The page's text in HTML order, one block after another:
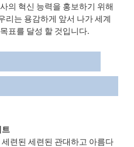
의 혁신 능력을 홍보하기 위해
리는 용감하게 앞서 나가 세계
표를 달성 할 것입니다.
트
련된 세련된 관대하고 아름다